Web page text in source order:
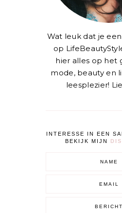
Wat leuk dat je
op
hier alles op het
mode, beauty en
leesplezier!
INTERESSE IN EEN
BEKIJK MIJN